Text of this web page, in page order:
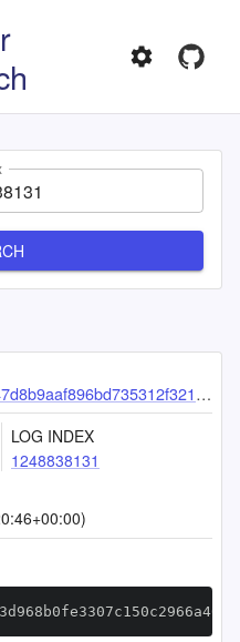
LOG INDEX
1248838131